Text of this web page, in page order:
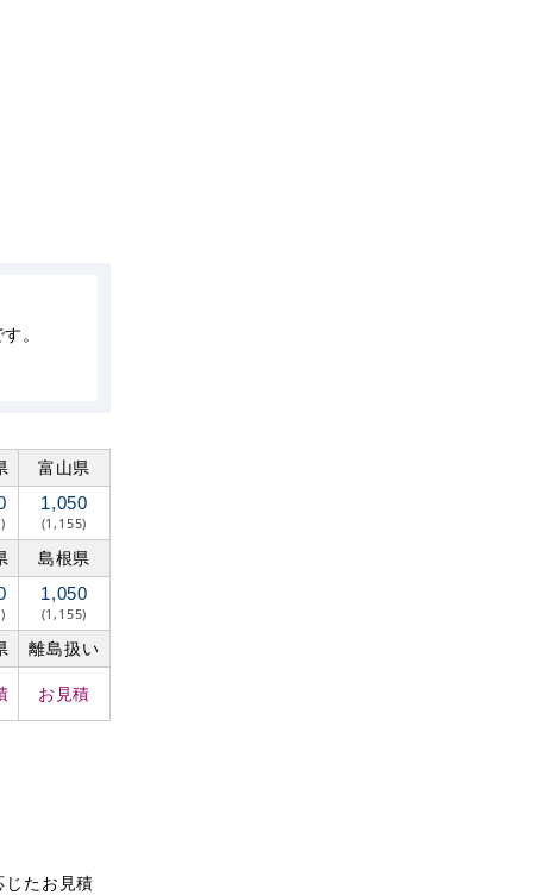
。
富山県
1,050
(1,155)
島根県
1,050
(1,155)
離島扱い
お見積
たお見積